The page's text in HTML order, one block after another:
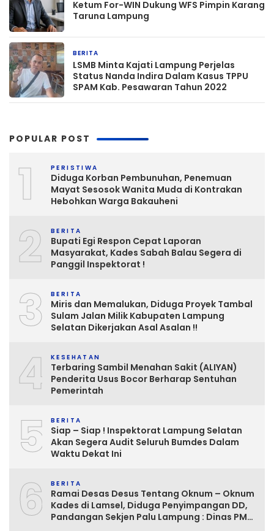
Ketum For-WIN Dukung WFS Pimpin Karang
Taruna Lampung
BERITA
LSMB Minta Kajati Lampung Perjelas
Status Nanda Indira Dalam Kasus TPPU
SPAM Kab. Pesawaran Tahun 2022
POPULAR POST
1 PERISTIWA
Diduga Korban Pembunuhan, Penemuan
Mayat Sesosok Wanita Muda di Kontrakan
Hebohkan Warga Bakauheni
2 BERITA
Bupati Egi Respon Cepat Laporan
Masyarakat, Kades Sabah Balau Segera di
Panggil Inspektorat !
3 BERITA
Miris dan Memalukan, Diduga Proyek Tambal
Sulam Jalan Milik Kabupaten Lampung
Selatan Dikerjakan Asal Asalan !!
4 KESEHATAN
Terbaring Sambil Menahan Sakit (ALIYAN)
Penderita Usus Bocor Berharap Sentuhan
Pemerintah
5 BERITA
Siap – Siap ! Inspektorat Lampung Selatan
Akan Segera Audit Seluruh Bumdes Dalam
Waktu Dekat Ini
6 BERITA
Ramai Desas Desus Tentang Oknum – Oknum
Kades di Lamsel, Diduga Penyimpangan DD,
Pandangan Sekjen Palu Lampung : Dinas PMD